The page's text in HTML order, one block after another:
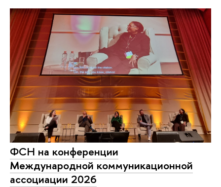
ФСН на конференции
Международной коммуникационной
ассоциации 2026